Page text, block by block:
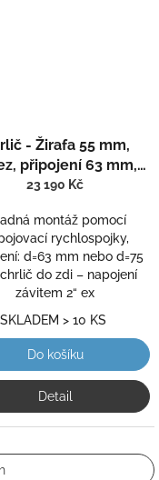
- Žirafa 55 mm,
připojení 63 mm,
povrch lesklý
23 190 Kč
montáž pomocí
rychlospojky,
d=63 mm nebo d=75
do zdi – napojení
závitem 2“ ex
SKLADEM > 10 KS
Do košíku
Detail